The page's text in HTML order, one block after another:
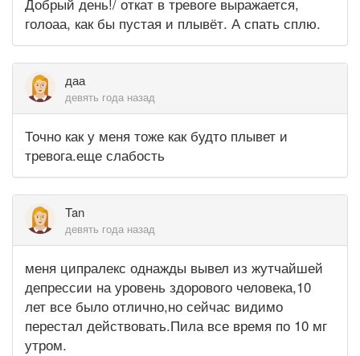
голоаа, как бы пустая и плывёт. А спать сплю.
даа
девять года назад
Точно как у меня тоже как будто плывет и
тревога.еще слабость
Tan
девять года назад
меня ципралекс однажды вывел из жутчайшей
депрессии на уровень здорового человека,10
лет все было отлично,но сейчас видимо
перестал действовать.Пила все время по 10 мг
утром.